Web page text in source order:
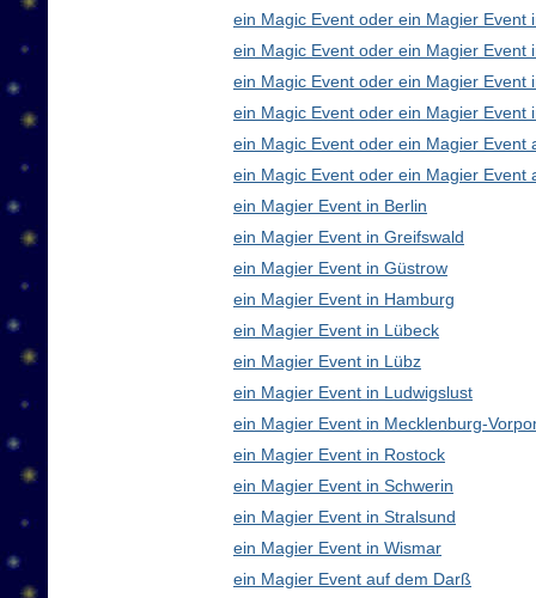
ein Magic Event oder ein Magier Event
ein Magic Event oder ein Magier Event
ein Magic Event oder ein Magier Event
ein Magic Event oder ein Magier Event
ein Magic Event oder ein Magier Event
ein Magic Event oder ein Magier Event
ein Magier Event in Berlin
ein Magier Event in Greifswald
ein Magier Event in Güstrow
ein Magier Event in Hamburg
ein Magier Event in Lübeck
ein Magier Event in Lübz
ein Magier Event in Ludwigslust
ein Magier Event in Mecklenburg-
ein Magier Event in Rostock
ein Magier Event in Schwerin
ein Magier Event in Stralsund
ein Magier Event in Wismar
ein Magier Event auf dem Darß